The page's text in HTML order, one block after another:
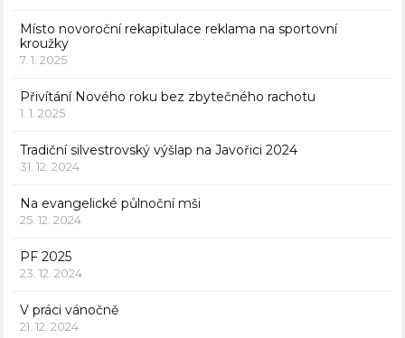
Místo novoroční rekapitulace reklama na sportovní
kroužky
7. 1. 2025
Přivítání Nového roku bez zbytečného rachotu
1. 1. 2025
Tradiční silvestrovský výšlap na Javořici 2024
31. 12. 2024
Na evangelické půlnoční mši
25. 12. 2024
PF 2025
23. 12. 2024
V práci vánočně
21. 12. 2024